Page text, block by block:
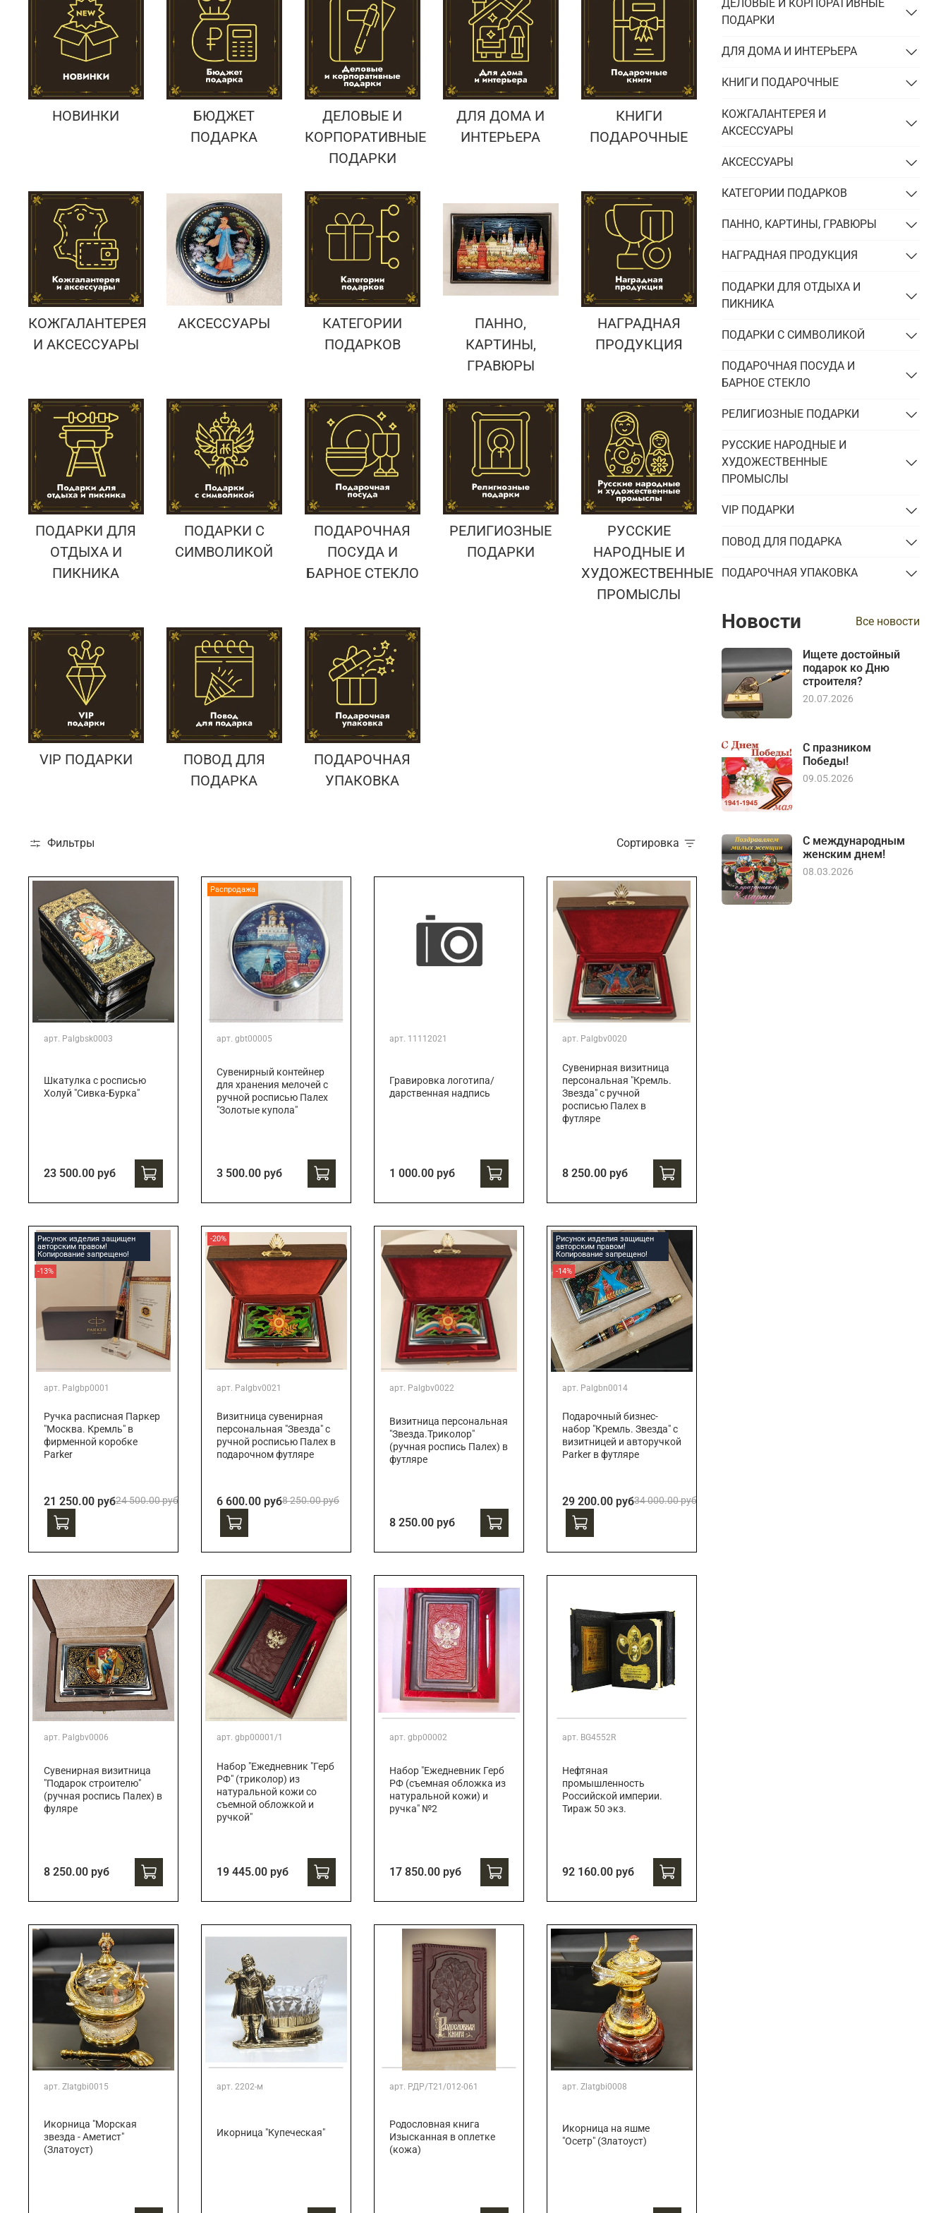
Подарки банковскому работнику
Подарки брокеру
Подарки директору/руководителю
Подарки страховщику
Подарки строителю
Подарки учителю
Подарки энергетику
Подарки юристу
НОВИНКИ
БЮДЖЕТ
ПОДАРКА
ДЕЛОВЫЕ И
КОРПОРАТИВНЫЕ
ПОДАРКИ
ДЛЯ ДОМА И
ИНТЕРЬЕРА
КНИГИ
ПОДАРОЧНЫЕ
КОЖГАЛАНТЕРЕЯ
И АКСЕССУАРЫ
АКСЕССУАРЫ
КАТЕГОРИИ
ПОДАРКОВ
ПАННО,
КАРТИНЫ,
ГРАВЮРЫ
НАГРАДНАЯ
ПРОДУКЦИЯ
ПОДАРКИ ДЛЯ
ОТДЫХА И
ПИКНИКА
ПОДАРКИ С
СИМВОЛИКОЙ
ПОДАРОЧНАЯ
ПОСУДА И
БАРНОЕ СТЕКЛО
РЕЛИГИОЗНЫЕ
ПОДАРКИ
РУССКИЕ
НАРОДНЫЕ И
ХУДОЖЕСТВЕННЫЕ
ПРОМЫСЛЫ
VIP ПОДАРКИ
ПОВОД ДЛЯ
ПОДАРКА
ПОДАРОЧНАЯ
УПАКОВКА
Фильтры Сортировка
арт. Palgbsk0003
Шкатулка с росписью
Холуй "Сивка-Бурка"
23 500.00 руб
Распродажа
арт. gbt00005
Сувенирный контейнер
для хранения мелочей с
ручной росписью Палех
"Золотые купола"
3 500.00 руб
арт. 11112021
Гравировка логотипа/
дарственная надпись
1 000.00 руб
арт. Palgbv0020
Сувенирная визитница
персональная "Кремль.
Звезда" с ручной
росписью Палех в
футляре
8 250.00 руб
Рисунок изделия защищен
авторским правом!
Копирование запрещено!
-13%
арт. Palgbp0001
Ручка расписная Паркер
"Москва. Кремль" в
фирменной коробке
Parker
21 250.00 руб24 500.00 руб
-20%
арт. Palgbv0021
Визитница сувенирная
персональная "Звезда" с
ручной росписью Палех в
подарочном футляре
6 600.00 руб8 250.00 руб
арт. Palgbv0022
Визитница персональная
"Звезда.Триколор"
(ручная роспись Палех) в
футляре
8 250.00 руб
Рисунок изделия защищен
авторским правом!
Копирование запрещено!
-14%
арт. Palgbn0014
Подарочный бизнес-
набор "Кремль. Звезда" с
визитницей и авторучкой
Parker в футляре
29 200.00 руб34 000.00 руб
арт. Palgbv0006
Сувенирная визитница
"Подарок строителю"
(ручная роспись Палех) в
фуляре
8 250.00 руб
арт. gbp00001/1
Набор "Ежедневник "Герб
РФ" (триколор) из
натуральной кожи со
съемной обложкой и
ручкой"
19 445.00 руб
арт. gbp00002
Набор "Ежедневник Герб
РФ (съемная обложка из
натуральной кожи) и
ручка" №2
17 850.00 руб
арт. BG4552R
Нефтяная
промышленность
Российской империи.
Тираж 50 экз.
92 160.00 руб
арт. Zlatgbi0015
Икорница "Морская
звезда - Аметист"
(Златоуст)
арт. 2202-м
Икорница "Купеческая"
арт. РДР/Т21/012-061
Родословная книга
Изысканная в оплетке
(кожа)
арт. Zlatgbi0008
Икорница на яшме
"Осетр" (Златоуст)
ДЕЛОВЫЕ И КОРПОРАТИВНЫЕ
ПОДАРКИ
ДЛЯ ДОМА И ИНТЕРЬЕРА
КНИГИ ПОДАРОЧНЫЕ
КОЖГАЛАНТЕРЕЯ И
АКСЕССУАРЫ
АКСЕССУАРЫ
КАТЕГОРИИ ПОДАРКОВ
ПАННО, КАРТИНЫ, ГРАВЮРЫ
НАГРАДНАЯ ПРОДУКЦИЯ
ПОДАРКИ ДЛЯ ОТДЫХА И
ПИКНИКА
ПОДАРКИ С СИМВОЛИКОЙ
ПОДАРОЧНАЯ ПОСУДА И
БАРНОЕ СТЕКЛО
РЕЛИГИОЗНЫЕ ПОДАРКИ
РУССКИЕ НАРОДНЫЕ И
ХУДОЖЕСТВЕННЫЕ
ПРОМЫСЛЫ
VIP ПОДАРКИ
ПОВОД ДЛЯ ПОДАРКА
ПОДАРОЧНАЯ УПАКОВКА
Новости Все новости
Ищете достойный
подарок ко Дню
строителя?
20.07.2026
С празником
Победы!
09.05.2026
С международным
женским днем!
08.03.2026